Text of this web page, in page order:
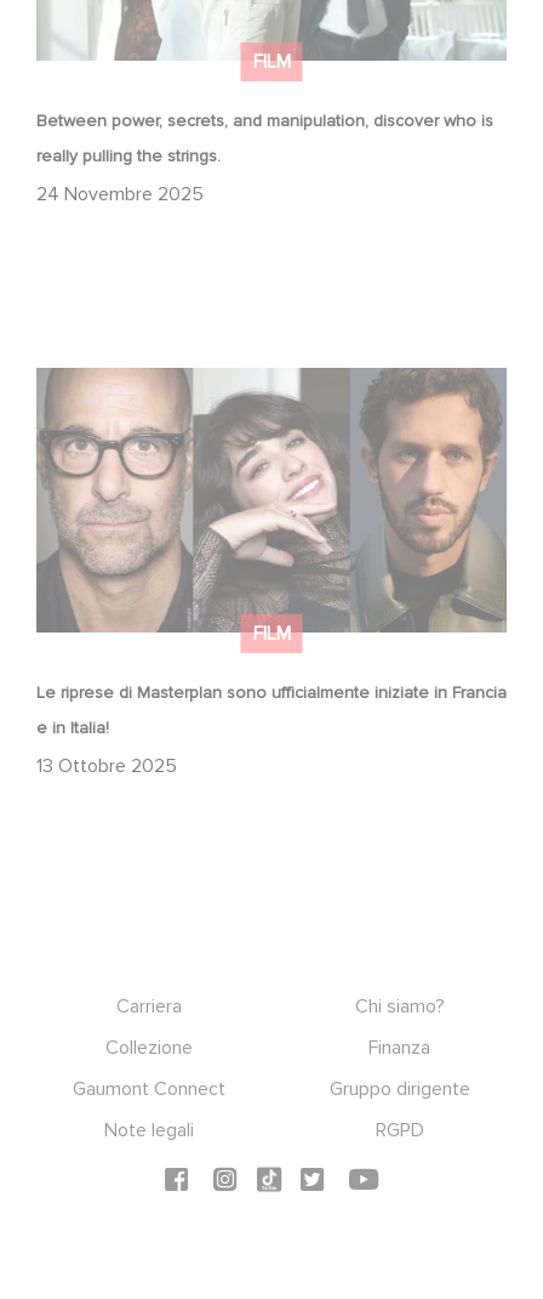
FILM
Between power, secrets, and manipulation, discover who is
really pulling the strings.
24 Novembre 2025
FILM
Le riprese di Masterplan sono ufficialmente iniziate in Francia
e in Italia!
13 Ottobre 2025
Le riprese di Masterplan sono ufficialmente iniziate in
Carriera
Chi siamo?
Collezione
Finanza
Gaumont Connect
Gruppo dirigente
Note legali
RGPD
Social icons